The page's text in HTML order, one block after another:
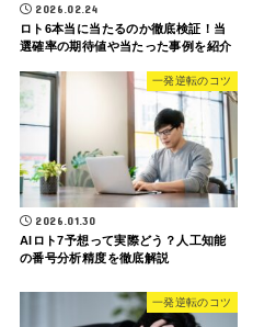
2026.02.24
ロト6本当に当たるのか徹底検証！当
選確率の期待値や当たった事例を紹介
一発逆転のコツ
2026.01.30
AIロト7予想って実際どう？人工知能
の番号分析精度を徹底解説
一発逆転のコツ